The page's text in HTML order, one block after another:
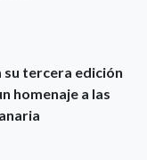
tercera edición
homenaje a las